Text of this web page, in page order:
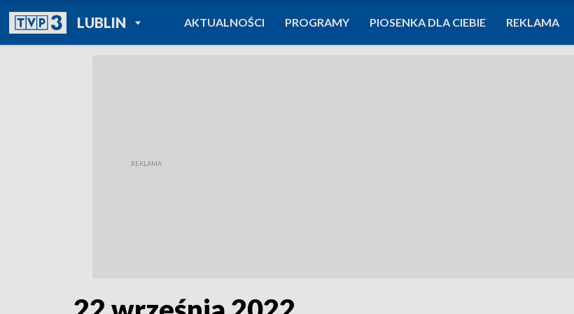
LUBLINPOWRÓT DO
TVP REGIONY
AKTUALNOŚCI PROGRAMY PIOSENKA DLA CIEBIE REKLAMA